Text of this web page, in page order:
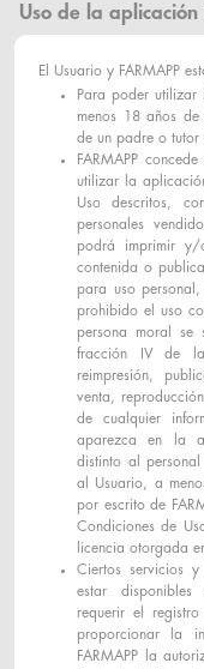
Uso de la
El Usuario y FARMAPP
Para poder
menos 18 años
de un padre o tutor
FARMAPP
utilizar la
Uso descritos,
personales
podrá imprimir y/
contenida o
para uso
prohibido el uso
persona moral
fracción IV de
reimpresión,
venta,
de cualquier
aparezca en la
distinto al
al Usuario, a
por escrito de
Condiciones de
licencia otorgada
Ciertos servicios
estar disponibles
requerir el
proporcionar la
FARMAPP la